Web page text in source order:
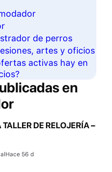
de perros
artes y oficios
activas hay en
en
DE RELOJERÍA –
Hace 56 d